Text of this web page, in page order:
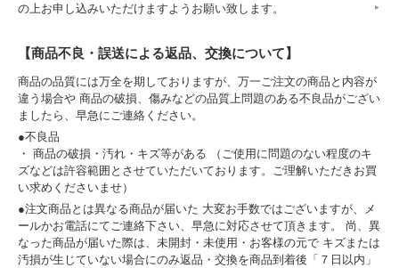
の上お申し込みいただけますようお願い致します。
【商品不良・誤送による返品、交換について】
商品の品質には万全を期しておりますが、万一ご注文の商品と内容が
違う場合や 商品の破損、傷みなどの品質上問題のある不良品がござい
ましたら、早急にご連絡ください。
●不良品
・ 商品の破損・汚れ・キズ等がある （ご使用に問題のない程度のキ
ズなどは許容範囲とさせていただいております。ご理解いただきお買
い求めくださいませ）
●注文商品とは異なる商品が届いた 大変お手数ではございますが、メ
ールかお電話にてご連絡下さい、早急に対応させて頂きます。 尚、異
なった商品が届いた際は、未開封・未使用・お客様の元で キズまたは
汚損が生じていない場合にのみ返品・交換を商品到着後「７日以内」